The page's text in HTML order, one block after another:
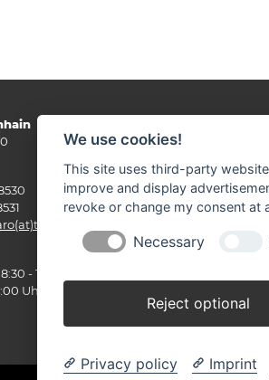
online.de
- 18:00 Uhr
Uhr
We use cookies!
This site uses third-party
improve and display
revoke or change my consent at
Necessary
Reject optional
Privacy policy Imprint